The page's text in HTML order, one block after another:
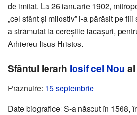
de imitat. La 26 ianuarie 1902,
„cel sfânt și milostiv” i-a părăsit pe
a strămutat la cereștile lăcașuri,
Arhiereu Iisus Hristos.
Sfântul Ierarh Iosif cel Nou
Prăznuire: 15 septembrie
Date biografice: S-a născut în 1568,